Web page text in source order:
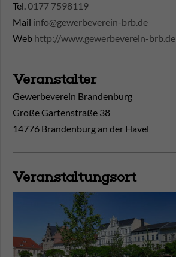
Tel.0177 7598119
Mail info@gewerbeverein-brb.de
Web http://www.gewerbeverein-brb.de
Veranstalter
Gewerbeverein Brandenburg
Große Gartenstraße 38
14776 Brandenburg an der Havel
Veranstaltungsort